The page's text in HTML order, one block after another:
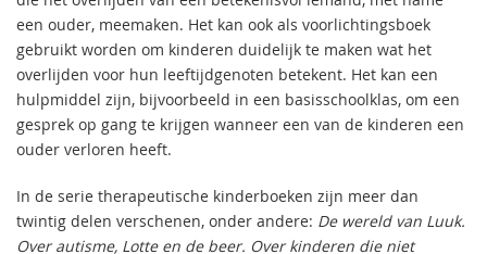
een ouder, meemaken. Het kan ook als voorlichtingsboek
gebruikt worden om kinderen duidelijk te maken wat het
overlijden voor hun leeftijdgenoten betekent. Het kan een
hulpmiddel zijn, bijvoorbeeld in een basisschoolklas, om een
gesprek op gang te krijgen wanneer een van de kinderen een
ouder verloren heeft.
In de serie therapeutische kinderboeken zijn meer dan
twintig delen verschenen, onder andere: De wereld van Luuk.
Over autisme, Lotte en de beer. Over kinderen die niet